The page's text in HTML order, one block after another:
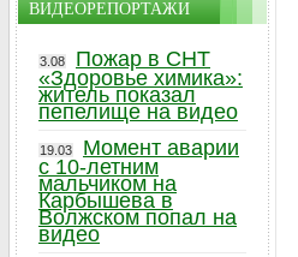
ВИДЕОРЕПОРТАЖИ
3.08
Пожар в СНТ
«Здоровье химика»:
житель показал
пепелище на видео
19.03
Момент аварии
с 10-летним
мальчиком на
Карбышева в
Волжском попал на
видео